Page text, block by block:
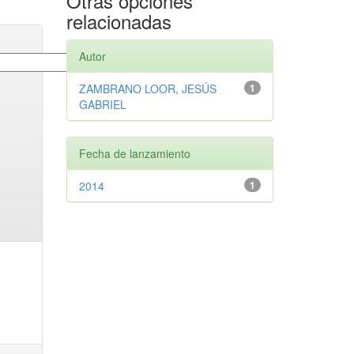
relacionadas
Autor
1
ZAMBRANO LOOR, JESÚS
GABRIEL
Fecha de lanzamiento
1
2014